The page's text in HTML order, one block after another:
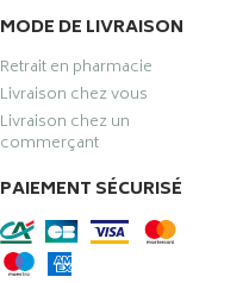
MODE DE LIVRAISON
Retrait en pharmacie
Livraison chez vous
Livraison chez un
commerçant
PAIEMENT SÉCURISÉ